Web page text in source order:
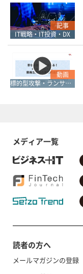
記事
IT戦略・IT投資・DX
動画
標的型攻撃・ランサムウェア対策
メディア一覧
読者の方へ
メールマガジンの登録